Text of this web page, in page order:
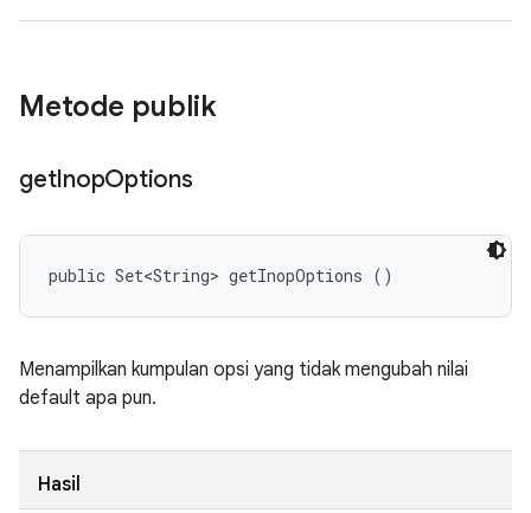
Metode publik
getInopOptions
public Set<String> getInopOptions ()
Menampilkan kumpulan opsi yang tidak mengubah nilai
default apa pun.
Hasil